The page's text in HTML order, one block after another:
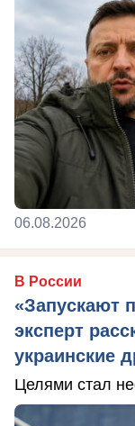
06.08.2026
В России
«Запускают
эксперт
украинские
Целями стал